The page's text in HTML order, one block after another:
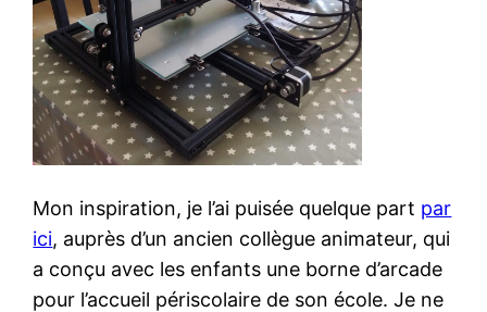
Mon inspiration, je l’ai puisée quelque part par
ici, auprès d’un ancien collègue animateur, qui
a conçu avec les enfants une borne d’arcade
pour l’accueil périscolaire de son école. Je ne